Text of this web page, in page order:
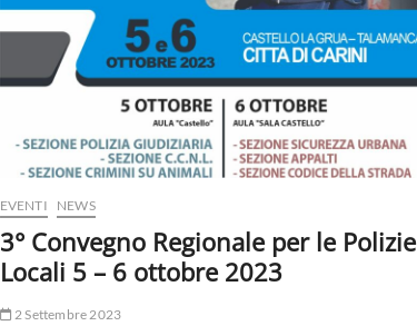
EVENTI NEWS
3° Convegno Regionale per le Polizie
Locali 5 – 6 ottobre 2023
2 Settembre 2023